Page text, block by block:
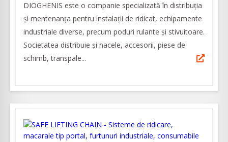
DIOGHENIS este o companie specializată în distribuția
și mentenanța pentru instalații de ridicat, echipamente
industriale diverse, precum poduri rulante și stivuitoare.
Societatea distribuie și nacele, accesorii, piese de
schimb, transpale...